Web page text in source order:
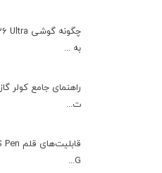
به ...
ت...
G...